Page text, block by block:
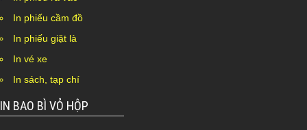
In phiếu cầm đồ
In phiếu giặt là
In vé xe
In sách, tạp chí
IN BAO BÌ VỎ HỘP